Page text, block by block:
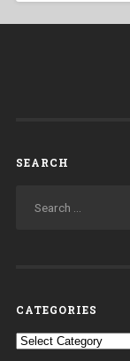
SEARCH
CATEGORIES
Categories